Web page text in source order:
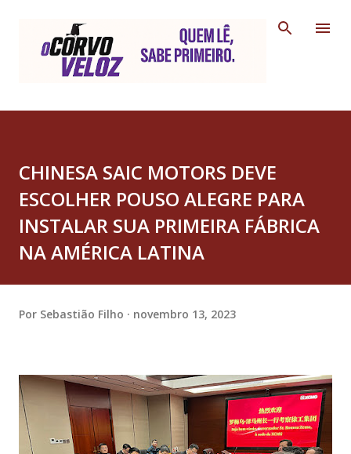
CHINESA SAIC MOTORS DEVE
ESCOLHER POUSO ALEGRE PARA
INSTALAR SUA PRIMEIRA FÁBRICA
NA AMÉRICA LATINA
Por Sebastião Filho novembro 13, 2023